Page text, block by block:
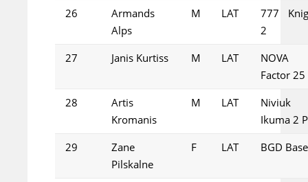
26
Armands
Alps
M LAT
777
2
27
Janis Kurtiss M LAT
NOVA
Factor 25
28
Artis
Kromanis
M LAT
Niviuk
Ikuma 2 P
29
Zane
Pilskalne
F LAT BGD